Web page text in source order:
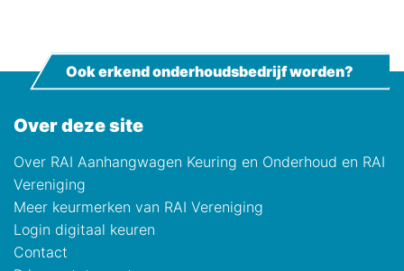
Over deze site
Over RAI Aanhangwagen Keuring en Onderhoud en RAI
Vereniging
Meer keurmerken van RAI Vereniging
Login digitaal keuren
Contact
Ook erkend onderhoudsbedrijf worden?